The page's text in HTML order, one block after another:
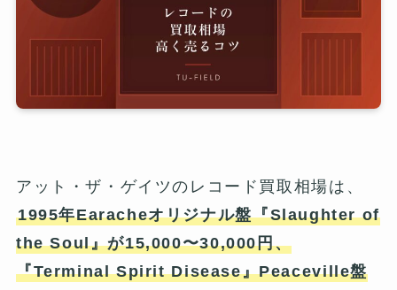
アット・ザ・ゲイツのレコード買取相場は、
1995年Earacheオリジナル盤『Slaughter of
the Soul』が15,000〜30,000円、
『Terminal Spirit Disease』Peaceville盤